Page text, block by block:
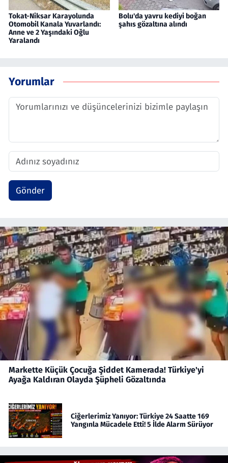
Tokat-Niksar Karayolunda
Otomobil Kanala Yuvarlandı:
Anne ve 2 Yaşındaki Oğlu
Yaralandı
Bolu'da yavru kediyi boğan
şahıs gözaltına alındı
Yorumlar
Gönder
Markette Küçük Çocuğa Şiddet Kamerada! Türkiye'yi
Ayağa Kaldıran Olayda Şüpheli Gözaltında
Ciğerlerimiz Yanıyor: Türkiye 24 Saatte 169
Yangınla Mücadele Etti! 5 İlde Alarm Sürüyor